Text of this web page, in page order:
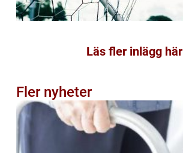
Läs fler inlägg här
Fler nyheter